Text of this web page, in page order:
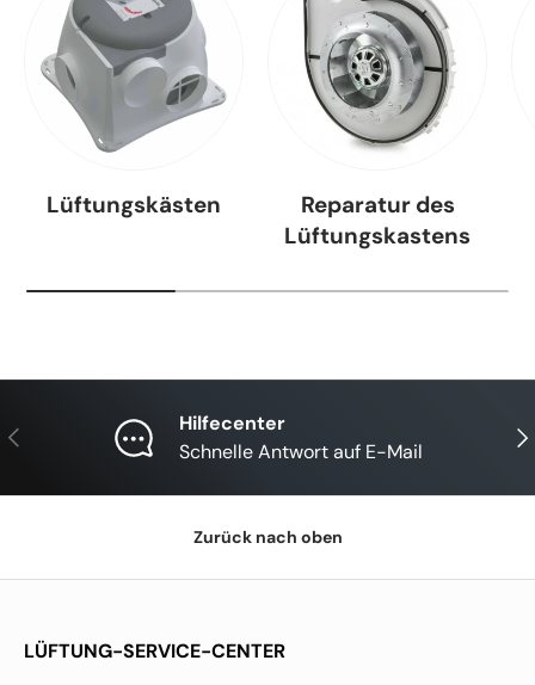
Lüftungskästen
Reparatur des
Lüftungskastens
Vorherige
Hilfecenter
Schnelle Antwort auf E-Mail
Zurück nach oben
LÜFTUNG-SERVICE-CENTER